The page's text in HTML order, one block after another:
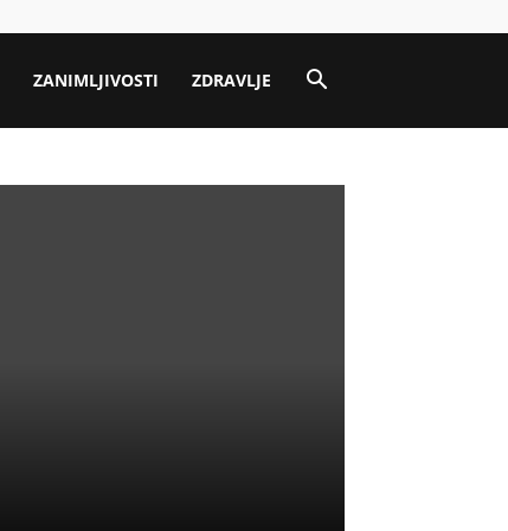
ZANIMLJIVOSTI ZDRAVLJE